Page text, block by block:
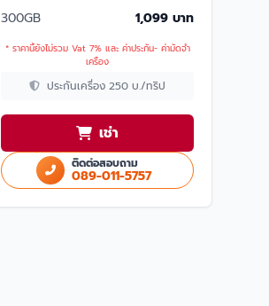
300GB
1,099 บาท
* ราคานี้ยังไม่รวม Vat 7% และ ค่าประกัน- ค่ามัดจำ
เครื่อง
ประกันเครื่อง 250 บ./ทริป
เช่า
ติดต่อสอบถาม
089-011-5757